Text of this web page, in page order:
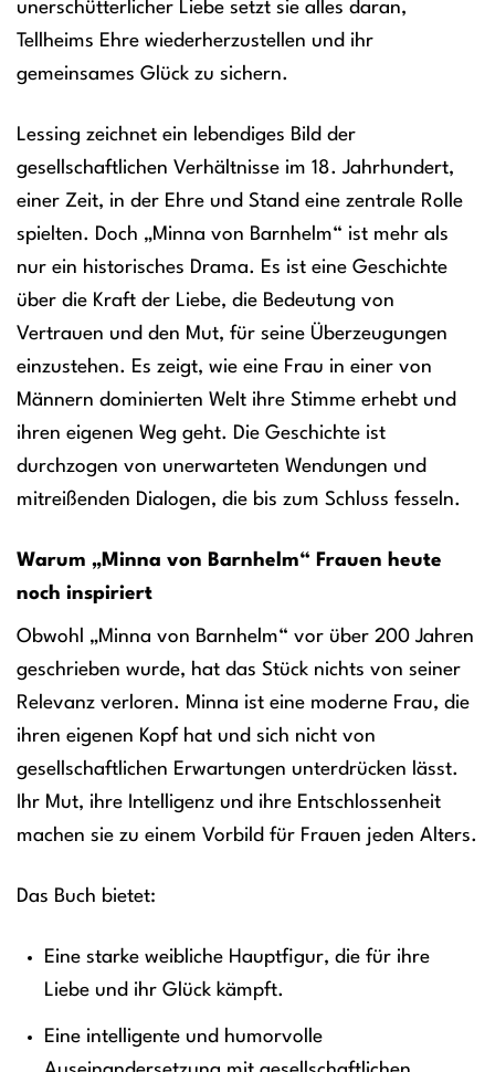
unerschütterlicher Liebe setzt sie alles daran,
Tellheims Ehre wiederherzustellen und ihr
gemeinsames Glück zu sichern.
Lessing zeichnet ein lebendiges Bild der
gesellschaftlichen Verhältnisse im 18. Jahrhundert,
einer Zeit, in der Ehre und Stand eine zentrale Rolle
spielten. Doch „Minna von Barnhelm“ ist mehr als
nur ein historisches Drama. Es ist eine Geschichte
über die Kraft der Liebe, die Bedeutung von
Vertrauen und den Mut, für seine Überzeugungen
einzustehen. Es zeigt, wie eine Frau in einer von
Männern dominierten Welt ihre Stimme erhebt und
ihren eigenen Weg geht. Die Geschichte ist
durchzogen von unerwarteten Wendungen und
mitreißenden Dialogen, die bis zum Schluss fesseln.
Warum „Minna von Barnhelm“ Frauen heute
noch inspiriert
Obwohl „Minna von Barnhelm“ vor über 200 Jahren
geschrieben wurde, hat das Stück nichts von seiner
Relevanz verloren. Minna ist eine moderne Frau, die
ihren eigenen Kopf hat und sich nicht von
gesellschaftlichen Erwartungen unterdrücken lässt.
Ihr Mut, ihre Intelligenz und ihre Entschlossenheit
machen sie zu einem Vorbild für Frauen jeden Alters.
Das Buch bietet:
Eine starke weibliche Hauptfigur, die für ihre
Liebe und ihr Glück kämpft.
Eine intelligente und humorvolle